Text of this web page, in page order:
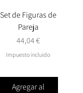
Set de Figuras de
Pareja
Precio
44,04 €
Impuesto incluido
Agregar al